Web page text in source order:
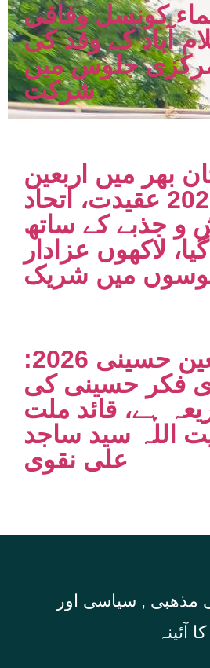
کونسل وفاقی
آباد کے وفد کی
جلوس میں
شرکت
بھر میں اربعین
حسینی 2026 عقیدت، اتحاد
و جذبے کے ساتھ
گیا، لاکھوں عزادار
میں شریک
اربعین حسینی 2026:
فکر حسینی کی
ہے، قائد ملت
اللہ سید ساجد
علی نقوی
مذهبی , سیاسی اور
آئینہ